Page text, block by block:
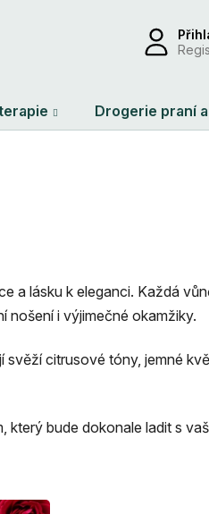
Drogerie praní
a lásku k eleganci. Každá
nošení i výjimečné okamžiky.
citrusové tóny, jemné
bude dokonale ladit s